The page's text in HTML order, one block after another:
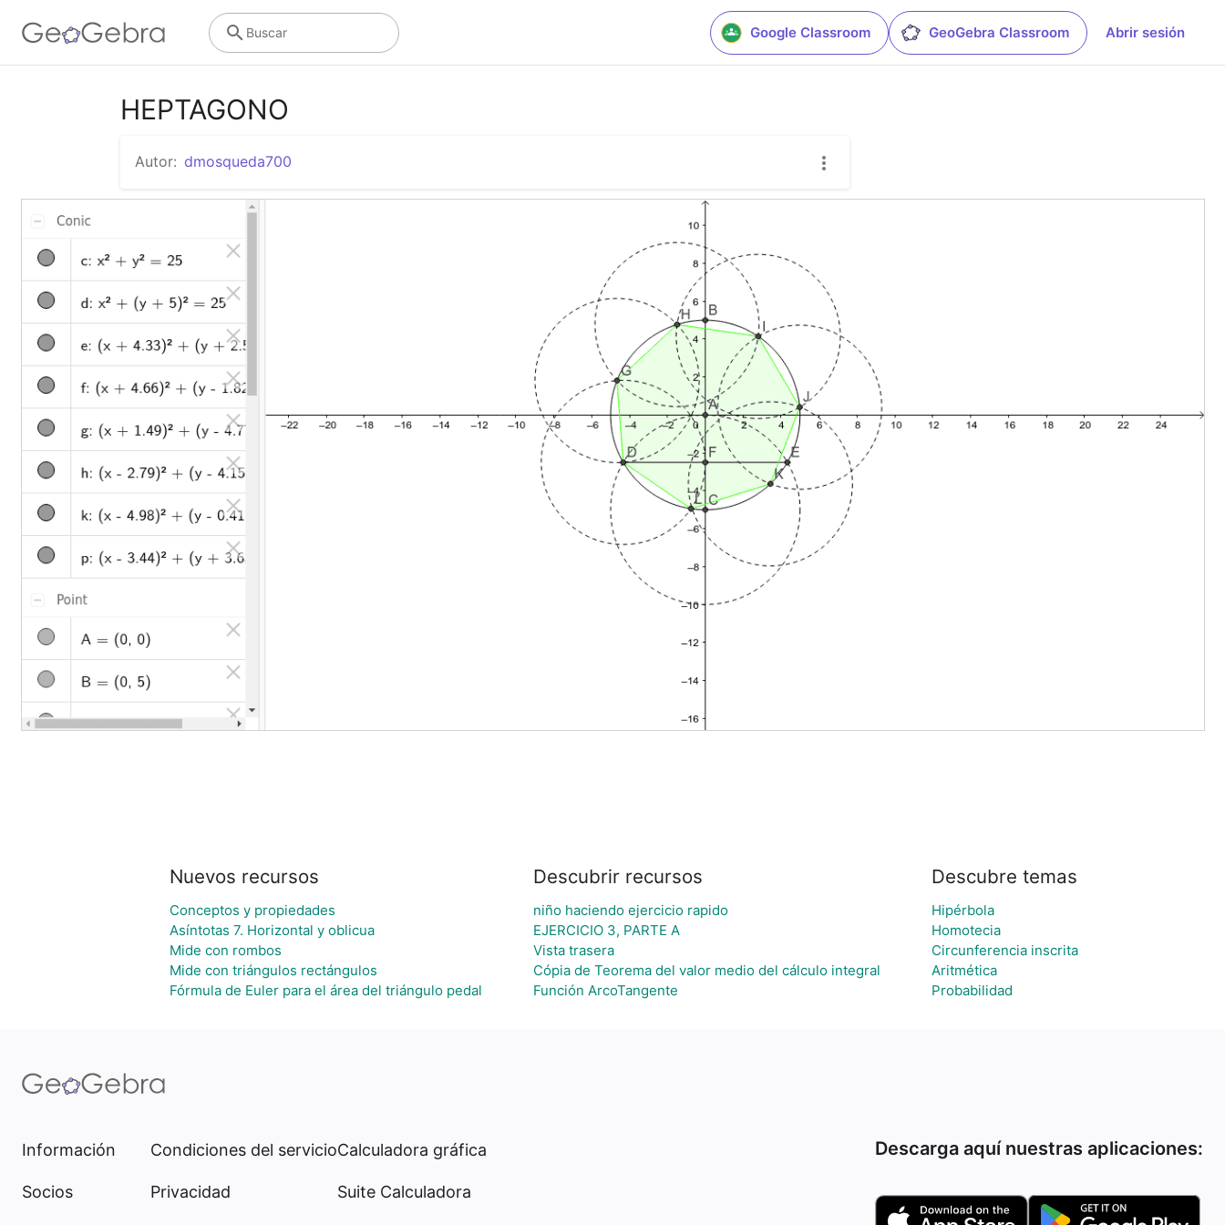
Google Classroom GeoGebra Classroom Abrir sesión
Buscar
HEPTAGONO
Autor: dmosqueda700
Nuevos recursos
Conceptos y propiedades
Asíntotas 7. Horizontal y oblicua
Mide con rombos
Mide con triángulos rectángulos
Fórmula de Euler para el área del triángulo pedal
Descubrir recursos
niño haciendo ejercicio rapido
EJERCICIO 3, PARTE A
Vista trasera
Cópia de Teorema del valor medio del cálculo integral
Función ArcoTangente
Descubre temas
Hipérbola
Homotecia
Circunferencia inscrita
Aritmética
Probabilidad
Información
Socios
Condiciones del servicio
Privacidad
Calculadora gráfica
Suite Calculadora
Descarga aquí nuestras aplicaciones: